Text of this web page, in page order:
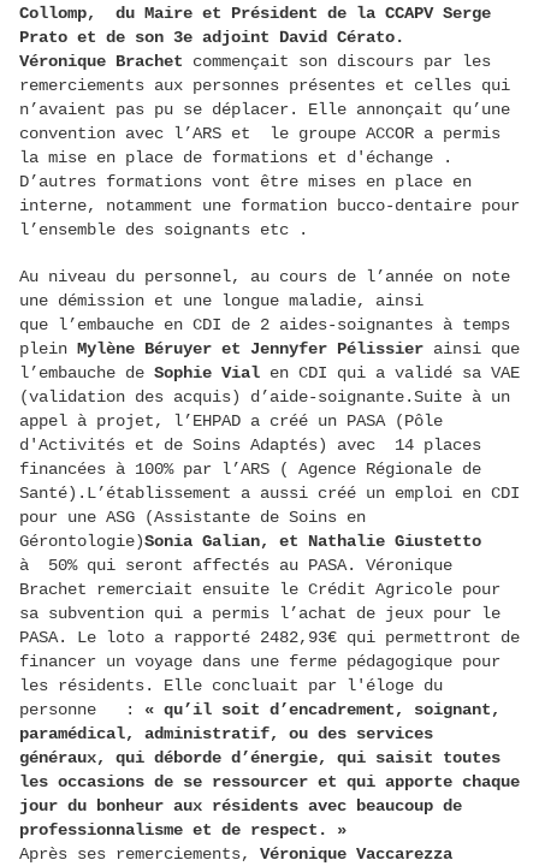
Collomp, du Maire et Président de la CCAPV Serge
Prato et de son 3e adjoint David Cérato.
Véronique Brachet commençait son discours par les
remerciements aux personnes présentes et celles qui
n’avaient pas pu se déplacer. Elle annonçait qu’une
convention avec l’ARS et le groupe ACCOR a permis
la mise en place de formations et d'échange .
D’autres formations vont être mises en place en
interne, notamment une formation bucco-dentaire pour
l’ensemble des soignants etc .
Au niveau du personnel, au cours de l’année on note
une démission et une longue maladie, ainsi
que l’embauche en CDI de 2 aides-soignantes à temps
plein Mylène Béruyer et Jennyfer Pélissier ainsi que
l’embauche de Sophie Vial en CDI qui a validé sa VAE
(validation des acquis) d’aide-soignante.Suite à un
appel à projet, l’EHPAD a créé un PASA (Pôle
d'Activités et de Soins Adaptés) avec 14 places
financées à 100% par l’ARS ( Agence Régionale de
Santé).L’établissement a aussi créé un emploi en CDI
pour une ASG (Assistante de Soins en
Gérontologie)Sonia Galian, et Nathalie Giustetto
à 50% qui seront affectés au PASA. Véronique
Brachet remerciait ensuite le Crédit Agricole pour
sa subvention qui a permis l’achat de jeux pour le
PASA. Le loto a rapporté 2482,93€ qui permettront de
financer un voyage dans une ferme pédagogique pour
les résidents. Elle concluait par l'éloge du
personne : « qu’il soit d’encadrement, soignant,
paramédical, administratif, ou des services
généraux, qui déborde d’énergie, qui saisit toutes
les occasions de se ressourcer et qui apporte chaque
jour du bonheur aux résidents avec beaucoup de
professionnalisme et de respect. »
Après ses remerciements, Véronique Vaccarezza